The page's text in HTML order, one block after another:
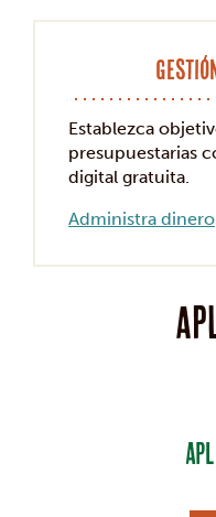
Establezca
presupuestarias
digital gratuita.
Administra dinero